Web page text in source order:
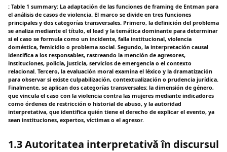
: Table 1 summary: La adaptación de las funciones de framing de Entman para
el análisis de casos de violencia. El marco se divide en tres funciones
principales y dos categorías transversales. Primero, la definición del problema
se analiza mediante el título, el lead y la temática dominante para determinar
si el caso se formula como un incidente, falla institucional, violencia
doméstica, femicidio o problema social. Segundo, la interpretación causal
identifica a los responsables, rastreando la mención de agresores,
instituciones, policía, justicia, servicios de emergencia o el contexto
relacional. Tercero, la evaluación moral examina el léxico y la dramatización
para observar si existe culpabilización, contextualización o prudencia jurídica.
Finalmente, se aplican dos categorías transversales: la dimensión de género,
que vincula el caso con la violencia contra las mujeres mediante indicadores
como órdenes de restricción o historial de abuso, y la autoridad
interpretativa, que identifica quién tiene el derecho de explicar el evento, ya
sean instituciones, expertos, víctimas o el agresor.
1.3 Autoritatea interpretativă în discursul